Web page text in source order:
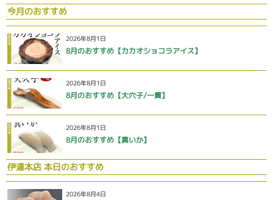
今月のおすすめ
2026年8月1日
8月のおすすめ【カカオショコラアイス】
2026年8月1日
8月のおすすめ【大穴子/一貫】
2026年8月1日
8月のおすすめ【真いか】
伊達本店 本日のおすすめ
2026年8月4日